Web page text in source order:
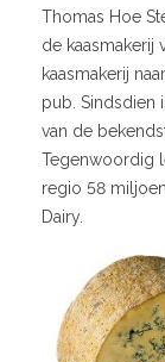
Thomas Hoe
de kaasmakerij
kaasmakerij
pub. Sindsdien
van de
Tegenwoordig
regio 58
Dairy.